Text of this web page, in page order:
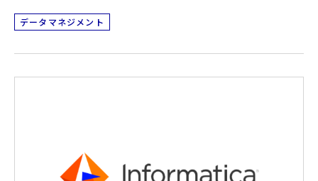
エンジンが、ビジネスの特性に即したデータ処理を可能にしま
す。
データマネジメント